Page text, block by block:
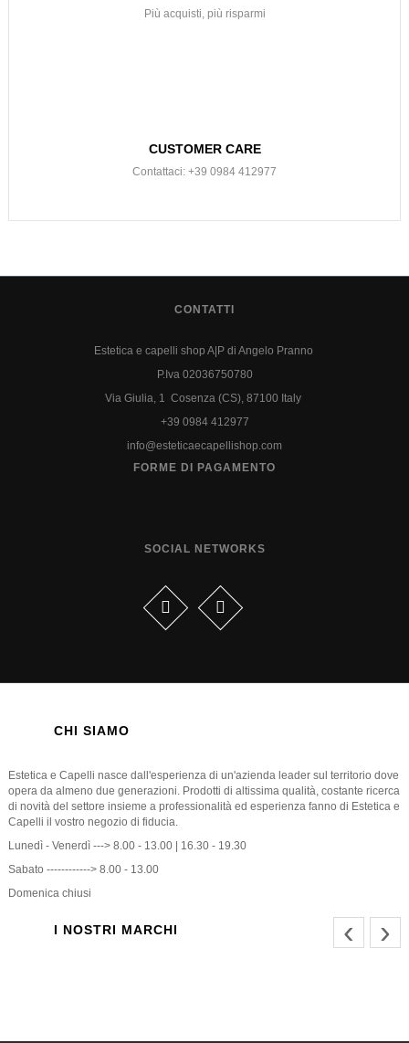
Più acquisti, più risparmi
CUSTOMER CARE
Contattaci: +39 0984 412977
CONTATTI
Estetica e capelli shop A|P di Angelo Pranno
P.Iva 02036750780
Via Giulia, 1 Cosenza (CS), 87100 Italy
+39 0984 412977
info@esteticaecapellishop.com
FORME DI PAGAMENTO
SOCIAL NETWORKS
CHI SIAMO
Estetica e Capelli nasce dall'esperienza di un'azienda leader sul territorio dove
opera da almeno due generazioni. Prodotti di altissima qualità, costante ricerca
di novità del settore insieme a professionalità ed esperienza fanno di Estetica e
Capelli il vostro negozio di fiducia.
Lunedì - Venerdì ---> 8.00 - 13.00 | 16.30 - 19.30
Sabato ------------> 8.00 - 13.00
Domenica chiusi
I NOSTRI MARCHI ‹ ›